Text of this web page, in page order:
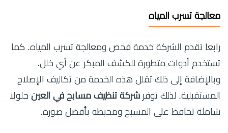
معالجة تسرب المياه
رابعا تقدم الشركة خدمة فحص ومعالجة تسرب المياه. كما
تستخدم أدوات متطورة للكشف المبكر عن أي خلل.
وبالإضافة إلى ذلك تقلل هذه الخدمة من تكاليف الإصلاح
المستقبلية. لذلك توفر شركة تنظيف مسابح في العين حلولا
شاملة تحافظ على المسبح ومحيطه بأفضل صورة.